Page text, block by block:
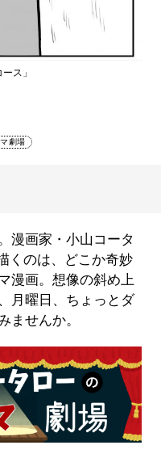
ス」
劇場
漫画家・小山コータ
くのは、どこか奇妙
漫画。想像の斜め上
月曜日、ちょっとダ
ませんか。